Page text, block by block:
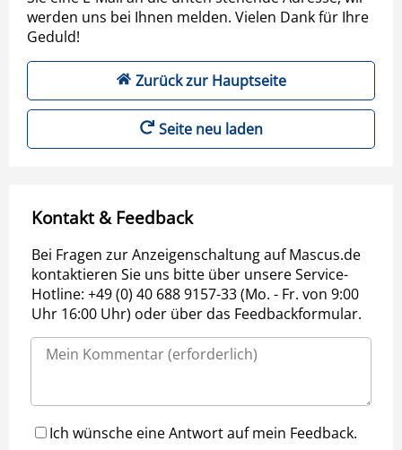
werden uns bei Ihnen melden. Vielen Dank für Ihre
Geduld!
Zurück zur Hauptseite
Seite neu laden
Kontakt & Feedback
Bei Fragen zur Anzeigenschaltung auf Mascus.de
kontaktieren Sie uns bitte über unsere Service-
Hotline: +49 (0) 40 688 9157-33 (Mo. - Fr. von 9:00
Uhr 16:00 Uhr) oder über das Feedbackformular.
Ich wünsche eine Antwort auf mein Feedback.